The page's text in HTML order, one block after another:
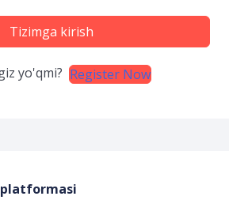
Tizimga kirish
yo'qmi? Register Now